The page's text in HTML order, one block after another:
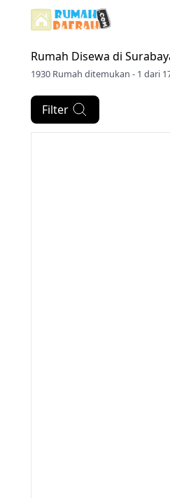
Rumah Disewa di
1930 Rumah ditemukan - 1 dari
Filter